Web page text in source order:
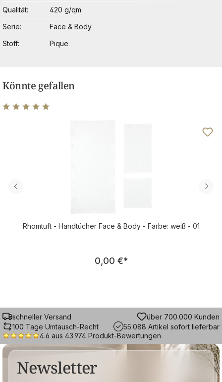
Qualität
420 g/qm
Serie
Face & Body
Stoff
Pique
Könnte gefallen
Rhomtuft - Handtücher Face & Body - Farbe: weiß - 01
Regulärer Preis:
0,00 €*
schneller Versand
über 700.000 Kunden
100 Tage Umtausch-Recht
55.088 Artikel sofort lieferbar
4.6 aus 43.974 Produkt-Bewertungen
Newsletter